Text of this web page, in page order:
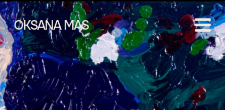
OKSANA MAS